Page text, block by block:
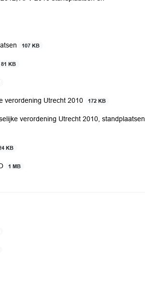
107 KB
81 KB
verordening Utrecht 2010 172 KB
verordening Utrecht 2010, standplaatsen
KB
1 MB